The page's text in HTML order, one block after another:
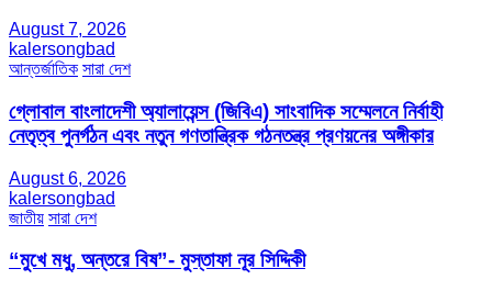
August 7, 2026
kalersongbad
আন্তর্জাতিক সারা দেশ
গ্লোবাল বাংলাদেশী অ্যালায়েন্স (জিবিএ) সাংবাদিক সম্মেলনে নির্বাহী
নেতৃত্ব পুনর্গঠন এবং নতুন গণতান্ত্রিক গঠনতন্ত্র প্রণয়নের অঙ্গীকার
August 6, 2026
kalersongbad
জাতীয় সারা দেশ
“মুখে মধু, অন্তরে বিষ”- মুস্তাফা নূর সিদ্দিকী